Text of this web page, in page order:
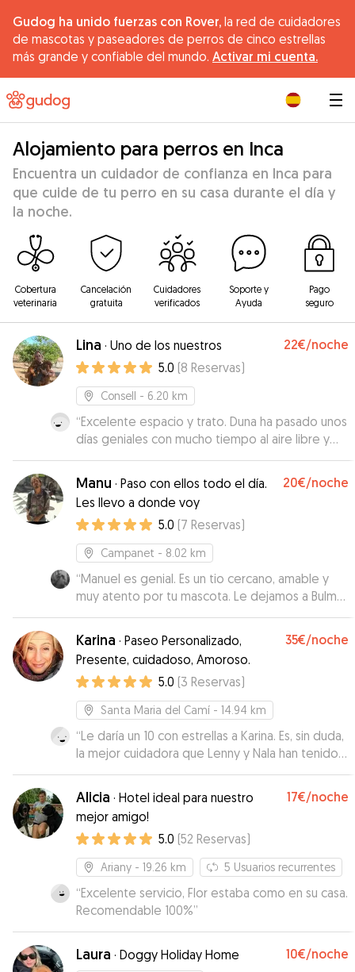
Gudog ha unido fuerzas con Rover, la red de cuidadores
de mascotas y paseadores de perros de cinco estrellas
más grande y confiable del mundo. Activar mi cuenta.
Alojamiento para perros en Inca
Encuentra un cuidador de confianza en Inca para
que cuide de tu perro en su casa durante el día y
la noche.
Cobertura
veterinaria
Cancelación
gratuita
Cuidadores
verificados
Soporte y
Ayuda
Pago
seguro
Lina · Uno de los nuestros 22€/noche
5.0 (8 Reservas)
Consell - 6.20 km
“Excelente espacio y trato. Duna ha pasado unos
días geniales con mucho tiempo al aire libre y
disfrutando. Gran servicio.”
Manu · Paso con ellos todo el día.
Les llevo a donde voy
20€/noche
5.0 (7 Reservas)
Campanet - 8.02 km
“Manuel es genial. Es un tio cercano, amable y
muy atento por tu mascota. Le dejamos a Bulma
una semana y consiguió que nuestra perrita, que
a veces es un poco nerviosa y reacia con otros
perros, estuviera muy agusto estando con varios
perretes que no conocía de nada. Nos mantuvo
informados en todo momento, mandándonos
fotos y vídeos tanto de la estancia en su casa
como de los paseos. Se le nota el cariño que
tiene a los perretes y la buena mano que tiene
para que se sientan a gusto. ¡Volveremos a
repetir sin lugar a dudas, un crack! ✨😀”
Karina · Paseo Personalizado,
Presente, cuidadoso, Amoroso.
35€/noche
5.0 (3 Reservas)
Santa Maria del Camí - 14.94 km
“Le daría un 10 con estrellas a Karina. Es, sin duda,
la mejor cuidadora que Lenny y Nala han tenido.
Han vuelto muy tranquilos y con mucha más
confianza hacia ella. Nos mantuvo informados
todos los días, enviándonos videos muy bonitos
de cómo jugaban y paseaban. 100%
recomendable. ¡Muchísimas gracias, Karina!
Alicia · Hotel ideal para nuestro
mejor amigo!
17€/noche
5.0 (52 Reservas)
Ariany - 19.26 km 5 Usuarios recurrentes
“Excelente servicio, Flor estaba como en su casa.
Recomendable 100%”
Laura · Doggy Holiday Home 10€/noche